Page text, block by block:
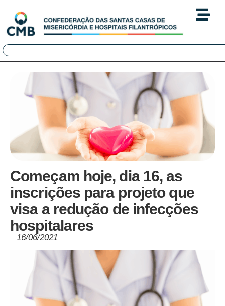
Começam hoje, dia 16, as
inscrições para projeto que
visa a redução de infecções
hospitalares
16/06/2021